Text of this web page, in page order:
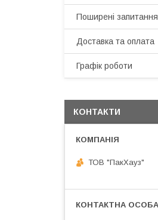
Поширені запитання
Доставка та оплата
Графік роботи
КОНТАКТИ
ТОВ "ПакХауз"